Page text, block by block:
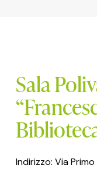
Sala
Indirizzo: Via